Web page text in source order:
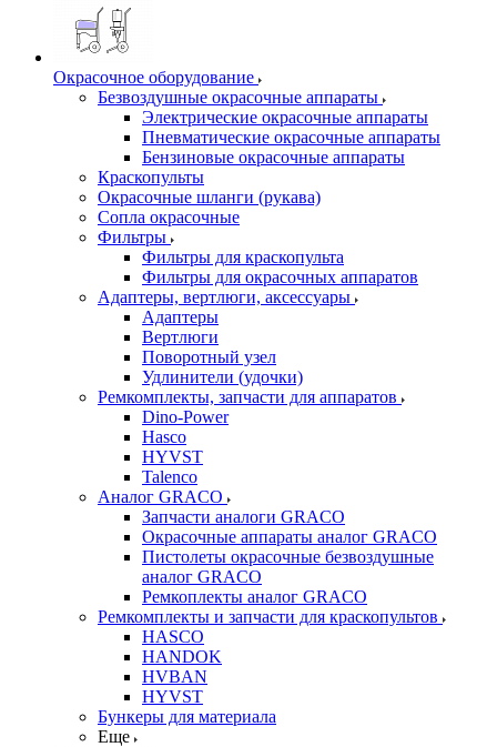
Окрасочное оборудование
Безвоздушные окрасочные аппараты
Электрические окрасочные аппараты
Пневматические окрасочные аппараты
Бензиновые окрасочные аппараты
Краскопульты
Окрасочные шланги (рукава)
Сопла окрасочные
Фильтры
Фильтры для краскопульта
Фильтры для окрасочных аппаратов
Адаптеры, вертлюги, аксессуары
Адаптеры
Вертлюги
Поворотный узел
Удлинители (удочки)
Ремкомплекты, запчасти для аппаратов
Dino-Power
Hasco
HYVST
Talenco
Аналог GRACO
Запчасти аналоги GRACO
Окрасочные аппараты аналог GRACO
Пистолеты окрасочные безвоздушные
аналог GRACO
Ремкоплекты аналог GRACO
Ремкомплекты и запчасти для краскопультов
HASCO
HANDOK
HVBAN
HYVST
Бункеры для материала
Еще